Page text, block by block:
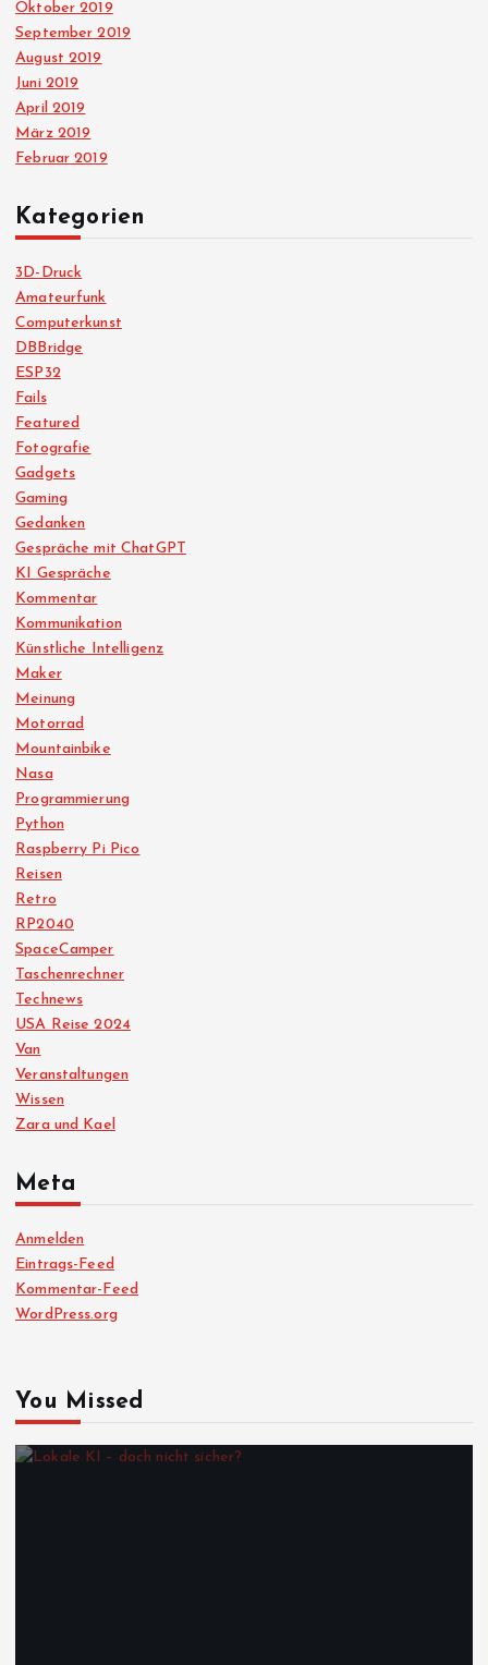
Oktober 2019
September 2019
August 2019
Juni 2019
April 2019
März 2019
Februar 2019
Kategorien
3D-Druck
Amateurfunk
Computerkunst
DBBridge
ESP32
Fails
Featured
Fotografie
Gadgets
Gaming
Gedanken
Gespräche mit ChatGPT
KI Gespräche
Kommentar
Kommunikation
Künstliche Intelligenz
Maker
Meinung
Motorrad
Mountainbike
Nasa
Programmierung
Python
Raspberry Pi Pico
Reisen
Retro
RP2040
SpaceCamper
Taschenrechner
Technews
USA Reise 2024
Van
Veranstaltungen
Wissen
Zara und Kael
Meta
Anmelden
Eintrags-Feed
Kommentar-Feed
WordPress.org
You Missed